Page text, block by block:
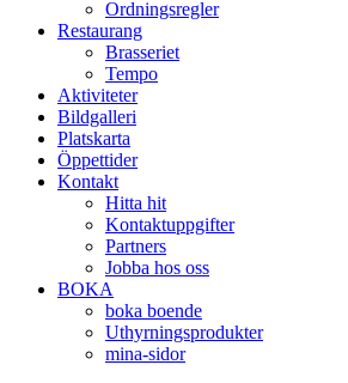
Ordningsregler
Restaurang
Brasseriet
Tempo
Aktiviteter
Bildgalleri
Platskarta
Öppettider
Kontakt
Hitta hit
Kontaktuppgifter
Partners
Jobba hos oss
BOKA
boka boende
Uthyrningsprodukter
mina-sidor